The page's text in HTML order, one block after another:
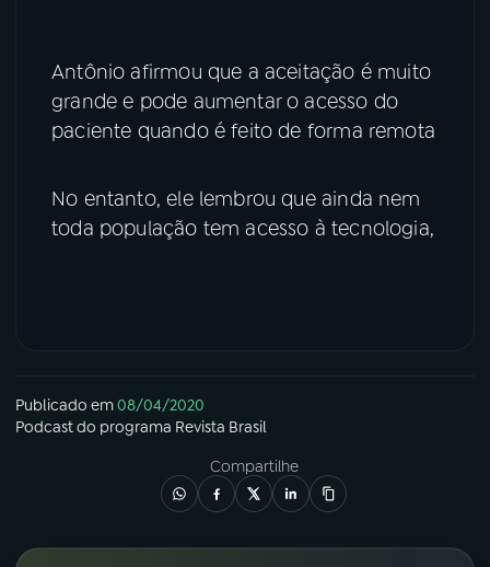
Antônio afirmou que a aceitação é muito
grande e pode aumentar o acesso do
paciente quando é feito de forma remota
No entanto, ele lembrou que ainda nem
toda população tem acesso à tecnologia,
Publicado em08/04/2020
Podcastdo programa Revista Brasil
Compartilhe